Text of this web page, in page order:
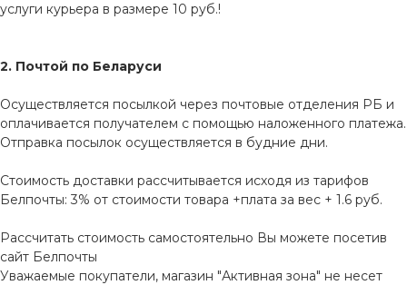
услуги курьера в размере 10 руб.!
2. Почтой по Беларуси
Осуществляется посылкой через почтовые отделения РБ и
оплачивается получателем с помощью наложенного платежа.
Отправка посылок осуществляется в будние дни.
Стоимость доставки рассчитывается исходя из тарифов
Белпочты: 3% от стоимости товара +плата за вес + 1.6 руб.
Рассчитать стоимость самостоятельно Вы можете посетив
сайт Белпочты
Уважаемые покупатели, магазин "Активная зона" не несет